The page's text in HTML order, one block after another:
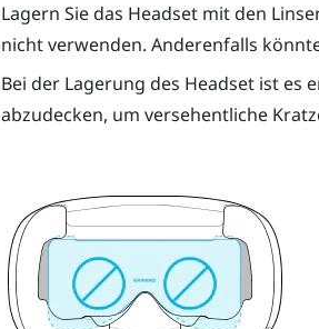
Lagern Sie das Headset mit den
nicht verwenden. Anderenfalls
Bei der Lagerung des Headset ist es
abzudecken, um versehentliche